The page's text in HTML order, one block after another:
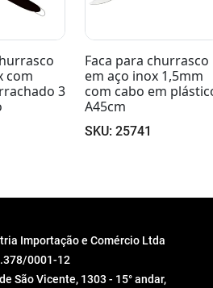
plástico
Jogo para churrasco 3
peças (garfo, pegador
e faca) em aço inox
com cabo em
madeira acacia
Importação e Comércio Ltda
0001-12
São Vicente, 1303 - 15° andar,